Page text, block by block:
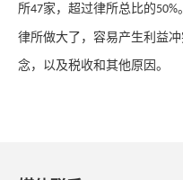
所47家，超过律所总 比的50%
律所做大了，容易产生利益
念，以及税收和其他原因 。